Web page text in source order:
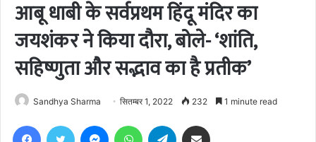
आबू धाबी के सर्वप्रथम हिंदू मंदिर का
जयशंकर ने किया दौरा, बोले- ‘शांति,
सहिष्णुता और सद्भाव का है प्रतीक’
Sandhya Sharma सितम्बर 1, 2022 232 1 minute read
FacebookTwitter MessengerWhatsAppTelegram